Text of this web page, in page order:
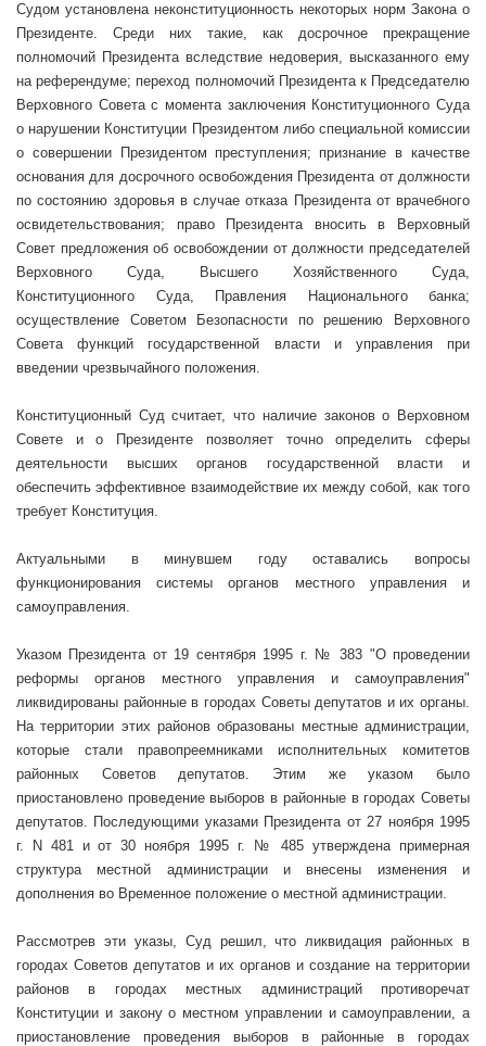
Судом установлена неконституционность некоторых норм Закона о
Президенте. Среди них такие, как досрочное прекращение
полномочий Президента вследствие недоверия, высказанного ему
на референдуме; переход полномочий Президента к Председателю
Верховного Совета с момента заключения Конституционного Суда
о нарушении Конституции Президентом либо специальной комиссии
о совершении Президентом преступления; признание в качестве
основания для досрочного освобождения Президента от должности
по состоянию здоровья в случае отказа Президента от врачебного
освидетельствования; право Президента вносить в Верховный
Совет предложения об освобождении от должности председателей
Верховного Суда, Высшего Хозяйственного Суда,
Конституционного Суда, Правления Национального банка;
осуществление Советом Безопасности по решению Верховного
Совета функций государственной власти и управления при
введении чрезвычайного положения.
Конституционный Суд считает, что наличие законов о Верховном
Совете и о Президенте позволяет точно определить сферы
деятельности высших органов государственной власти и
обеспечить эффективное взаимодействие их между собой, как того
требует Конституция.
Актуальными в минувшем году оставались вопросы
функционирования системы органов местного управления и
самоуправления.
Указом Президента от 19 сентября 1995 г. № 383 "О проведении
реформы органов местного управления и самоуправления"
ликвидированы районные в городах Советы депутатов и их органы.
На территории этих районов образованы местные администрации,
которые стали правопреемниками исполнительных комитетов
районных Советов депутатов. Этим же указом было
приостановлено проведение выборов в районные в городах Советы
депутатов. Последующими указами Президента от 27 ноября 1995
г. N 481 и от 30 ноября 1995 г. № 485 утверждена примерная
структура местной администрации и внесены изменения и
дополнения во Временное положение о местной администрации.
Рассмотрев эти указы, Суд решил, что ликвидация районных в
городах Советов депутатов и их органов и создание на территории
районов в городах местных администраций противоречат
Конституции и закону о местном управлении и самоуправлении, а
приостановление проведения выборов в районные в городах